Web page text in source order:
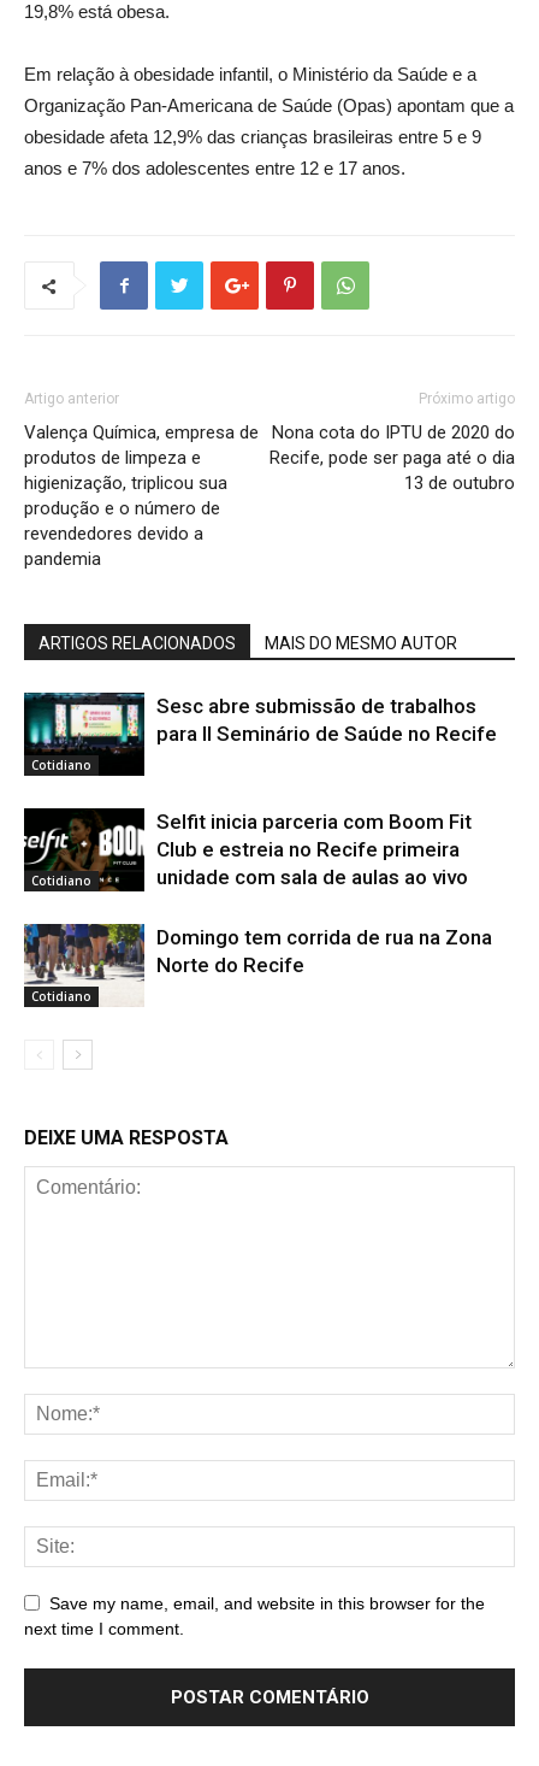
19,8% está obesa.
Em relação à obesidade infantil, o Ministério da Saúde e a
Organização Pan-Americana de Saúde (Opas) apontam que a
obesidade afeta 12,9% das crianças brasileiras entre 5 e 9
anos e 7% dos adolescentes entre 12 e 17 anos.
Artigo anterior
Valença Química, empresa de
produtos de limpeza e
higienização, triplicou sua
produção e o número de
revendedores devido a
pandemia
Próximo artigo
Nona cota do IPTU de 2020 do
Recife, pode ser paga até o dia
13 de outubro
ARTIGOS RELACIONADOS MAIS DO MESMO AUTOR
Cotidiano
Sesc abre submissão de trabalhos
para II Seminário de Saúde no Recife
Cotidiano
Selfit inicia parceria com Boom Fit
Club e estreia no Recife primeira
unidade com sala de aulas ao vivo
Cotidiano
Domingo tem corrida de rua na Zona
Norte do Recife
DEIXE UMA RESPOSTA
Save my name, email, and website in this browser for the
next time I comment.